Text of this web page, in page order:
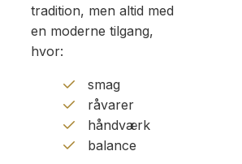
tradition, men altid med
en moderne tilgang,
hvor:
smag
råvarer
håndværk
balance